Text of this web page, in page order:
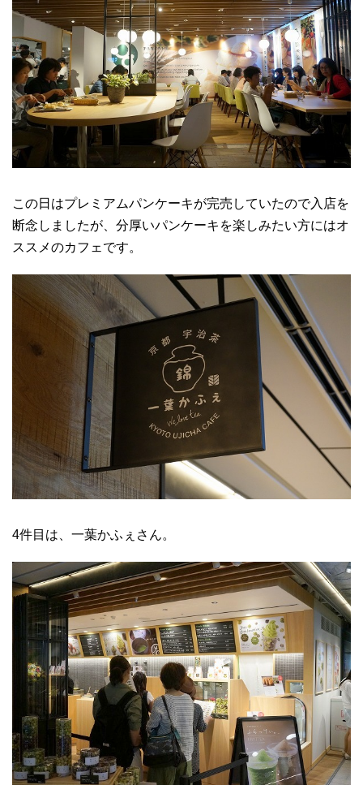
この日はプレミアムパンケーキが完売していたので入店を
断念しましたが、分厚いパンケーキを楽しみたい方にはオ
ススメのカフェです。
4件目は、一葉かふぇさん。